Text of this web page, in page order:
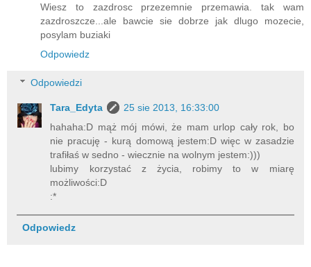
Wiesz to zazdrosc przezemnie przemawia. tak wam
zazdroszcze...ale bawcie sie dobrze jak dlugo mozecie,
posylam buziaki
Odpowiedz
Odpowiedzi
Tara_Edyta
25 sie 2013, 16:33:00
hahaha:D mąż mój mówi, że mam urlop cały rok, bo
nie pracuję - kurą domową jestem:D więc w zasadzie
trafiłaś w sedno - wiecznie na wolnym jestem:)))
lubimy korzystać z życia, robimy to w miarę
możliwości:D
:*
Odpowiedz